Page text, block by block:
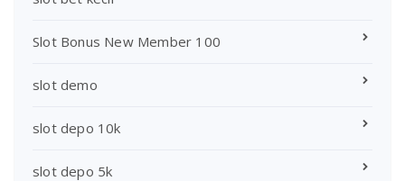
Slot Bonus New Member 100
slot demo
slot depo 10k
slot depo 5k